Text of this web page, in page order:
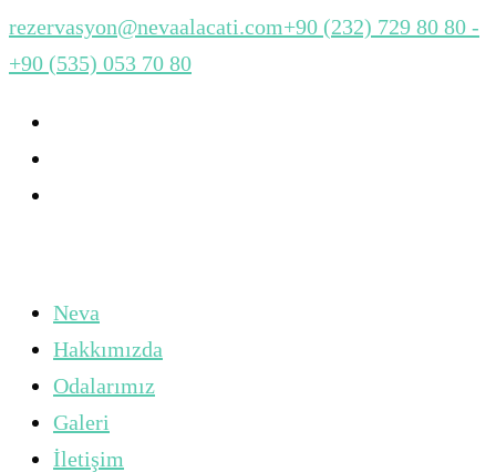
rezervasyon@nevaalacati.com+90 (232) 729 80 80 -
+90 (535) 053 70 80
Neva
Hakkımızda
Odalarımız
Galeri
İletişim